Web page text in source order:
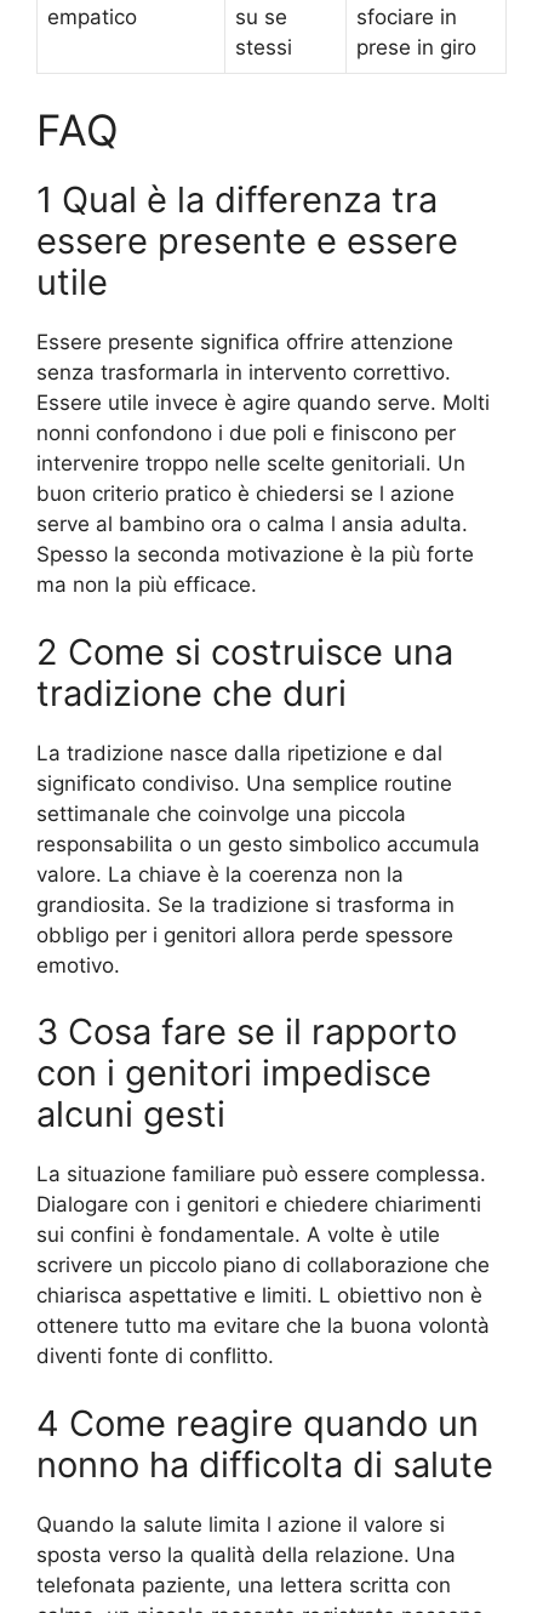
empatico
su se
stessi
sfociare in
prese in giro
FAQ
1 Qual è la differenza tra
essere presente e essere
utile
Essere presente significa offrire attenzione
senza trasformarla in intervento correttivo.
Essere utile invece è agire quando serve. Molti
nonni confondono i due poli e finiscono per
intervenire troppo nelle scelte genitoriali. Un
buon criterio pratico è chiedersi se l azione
serve al bambino ora o calma l ansia adulta.
Spesso la seconda motivazione è la più forte
ma non la più efficace.
2 Come si costruisce una
tradizione che duri
La tradizione nasce dalla ripetizione e dal
significato condiviso. Una semplice routine
settimanale che coinvolge una piccola
responsabilita o un gesto simbolico accumula
valore. La chiave è la coerenza non la
grandiosita. Se la tradizione si trasforma in
obbligo per i genitori allora perde spessore
emotivo.
3 Cosa fare se il rapporto
con i genitori impedisce
alcuni gesti
La situazione familiare può essere complessa.
Dialogare con i genitori e chiedere chiarimenti
sui confini è fondamentale. A volte è utile
scrivere un piccolo piano di collaborazione che
chiarisca aspettative e limiti. L obiettivo non è
ottenere tutto ma evitare che la buona volontà
diventi fonte di conflitto.
4 Come reagire quando un
nonno ha difficolta di salute
Quando la salute limita l azione il valore si
sposta verso la qualità della relazione. Una
telefonata paziente, una lettera scritta con